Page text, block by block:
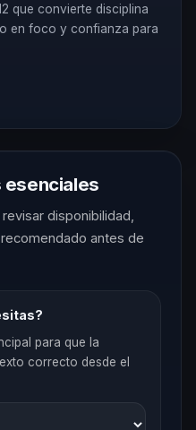
que convierte disciplina
en foco y confianza para
esenciales
disponibilidad,
antes de
para que la
correcto desde el